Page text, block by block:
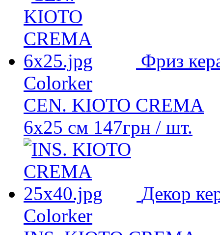
Фриз
Colorker
CEN. KIOTO CREMA
6x25 см 147грн / шт.
Декор
Colorker